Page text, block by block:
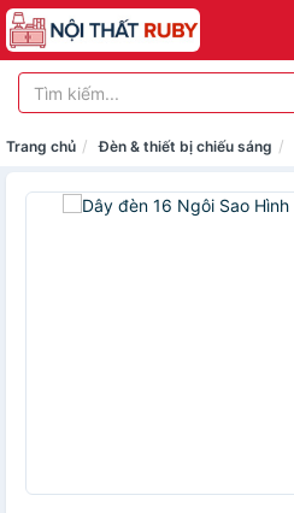
Trang chủ Đèn & thiết bị chiếu sáng